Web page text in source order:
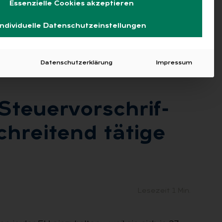
…
tä­ti­ge
Essenzielle Cookies akzeptieren
Individuelle Datenschutzeinstellungen
Datenschutzerklärung Impressum